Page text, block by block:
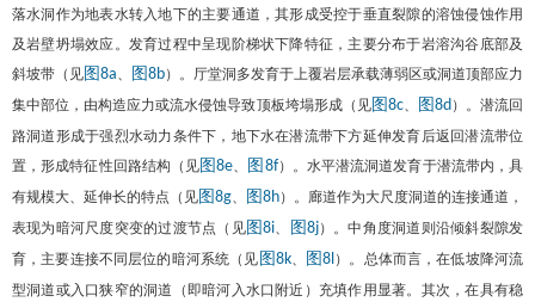
落水洞作为地表水转入地下的主要通道，其形成受控于垂直裂隙的溶蚀侵蚀作用
及岩壁坍塌效应。发育过程中呈现阶梯状下降特征，主要分布于岩溶沟谷底部及
斜坡带（见图8a、 图8b）。厅堂洞多发育于上覆岩层承载薄弱区或洞道顶部应力
集中部位，由构造应力或流水侵蚀导致顶板垮塌形成（见图8c、 图8d）。潜流回
路洞道形成于强烈水动力条件下，地下水在潜流带下方延伸发育后返回潜流带位
置，形成特征性回路结构（见图8e、 图8f）。水平潜流洞道发育于潜流带内，具
有规模大、延伸长的特点（见图8g、 图8h）。廊道作为大尺度洞道的连接通道，
表现为暗河尺度突变的过渡节点（见图8i、 图8j）。中角度洞道则沿倾斜裂隙发
育，主要连接不同层位的暗河系统（见 图8k、 图8l）。总体而言，在低坡降河流
型洞道或入口狭窄的洞道（即暗河入水口附近）充填作用显著。其次，在具有稳